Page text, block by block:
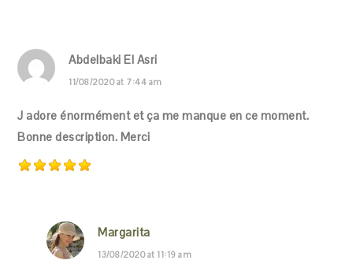
Abdelbaki El Asri
11/08/2020 at 7:44 am
J adore énormément et ça me manque en ce moment.
Bonne description. Merci
Margarita
13/08/2020 at 11:19 am